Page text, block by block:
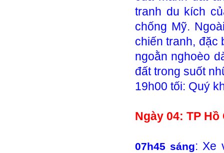
tranh du kích
chống Mỹ.
chiến tranh, đặc
ngoằn nghoèo
đất trong suốt
19h00 tối: Quý
Ngày 04: TP
07h45 sáng: Xe